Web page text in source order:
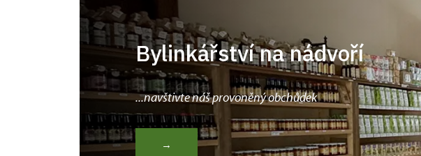
Bylinkářství na nádvoří
...navštivte náš provoněný obchůdek
→